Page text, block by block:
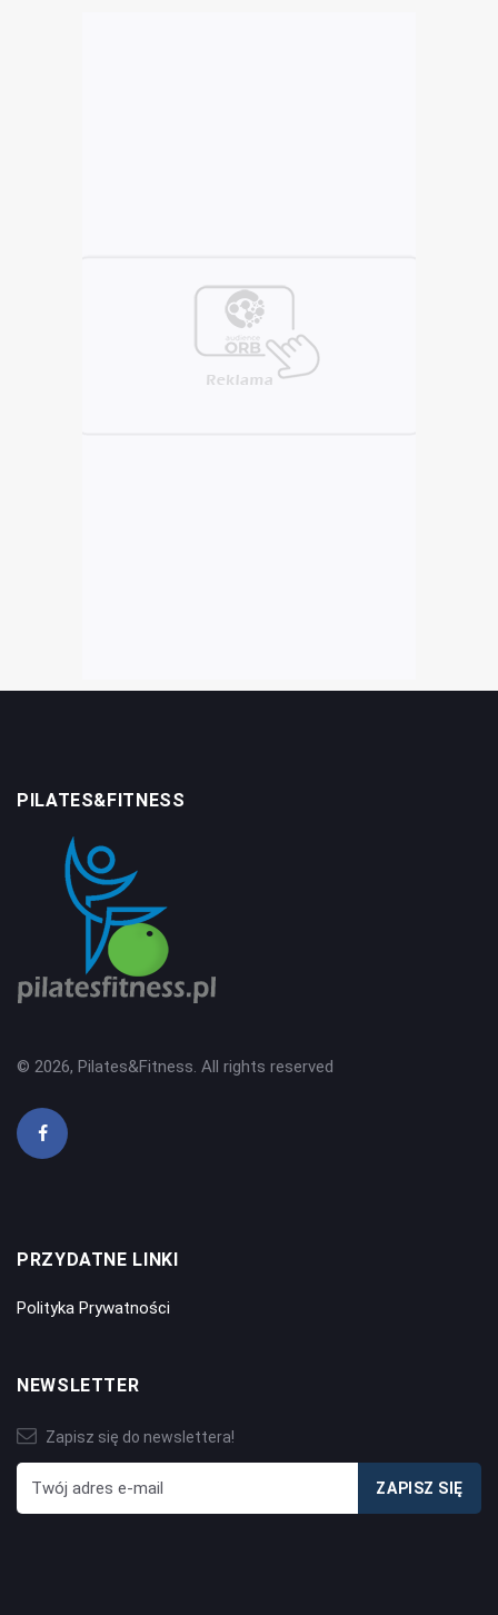
PILATES&FITNESS
© 2026, Pilates&Fitness. All rights reserved
PRZYDATNE LINKI
Polityka Prywatności
NEWSLETTER
Zapisz się do newslettera!